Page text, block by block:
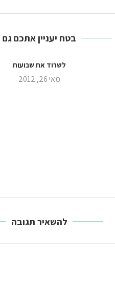
בטח יעניין אתכם גם
לשרוד את שבועות
מאי 26, 2012
להשאיר תגובה